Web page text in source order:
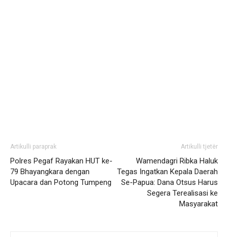
Artikulli paraprak
Polres Pegaf Rayakan HUT ke-
79 Bhayangkara dengan
Upacara dan Potong Tumpeng
Artikulli tjetër
Wamendagri Ribka Haluk
Tegas Ingatkan Kepala Daerah
Se-Papua: Dana Otsus Harus
Segera Terealisasi ke
Masyarakat